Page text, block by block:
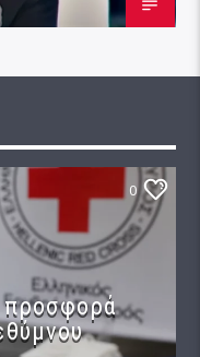
0
προσφορά